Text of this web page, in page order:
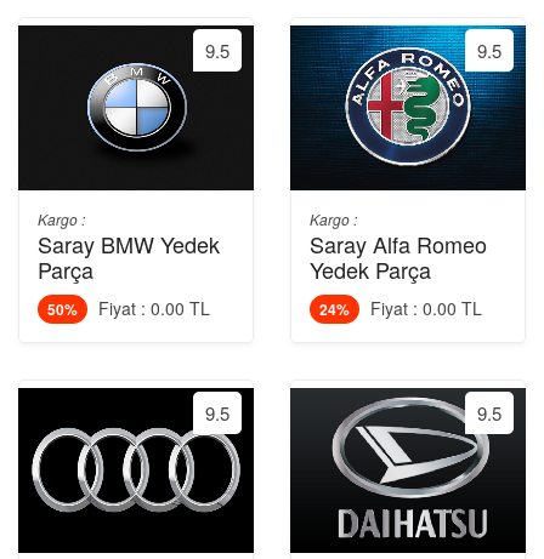
9.5
Kargo :
Saray BMW Yedek
Parça
50% Fiyat : 0.00 TL
9.5
9.5
Kargo :
Saray Alfa Romeo
Yedek Parça
24% Fiyat : 0.00 TL
9.5